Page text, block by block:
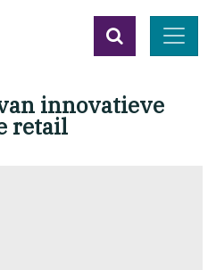
innovatieve
retail